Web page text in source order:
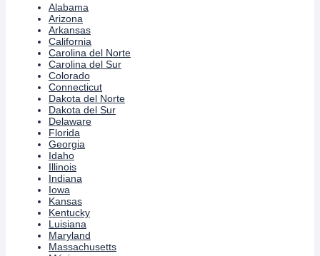
Alabama
Arizona
Arkansas
California
Carolina del Norte
Carolina del Sur
Colorado
Connecticut
Dakota del Norte
Dakota del Sur
Delaware
Florida
Georgia
Idaho
Illinois
Indiana
Iowa
Kansas
Kentucky
Luisiana
Maryland
Massachusetts